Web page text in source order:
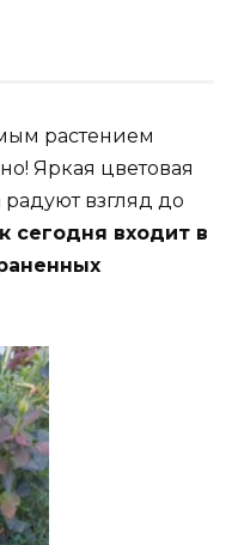
растением
Яркая цветовая
взгляд до
сегодня входит в